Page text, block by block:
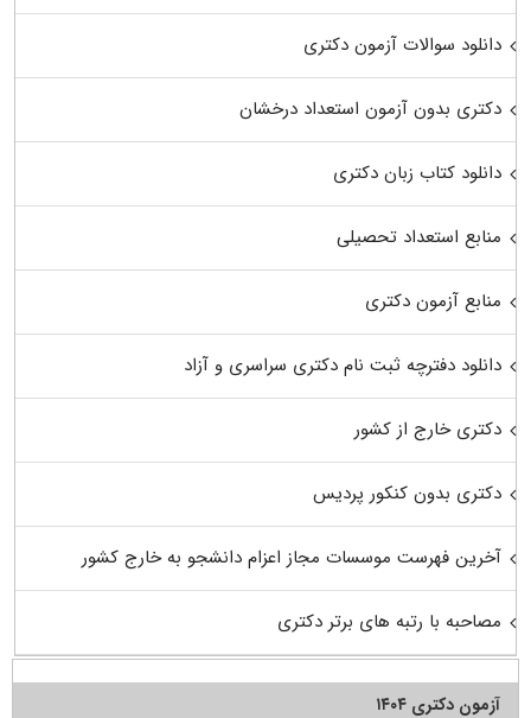
دانلود سوالات آزمون دکتری
دکتری بدون آزمون استعداد درخشان
دانلود کتاب زبان دکتری
منابع استعداد تحصیلی
منابع آزمون دکتری
دانلود دفترچه ثبت نام دکتری سراسری و آزاد
دکتری خارج از کشور
دکتری بدون کنکور پردیس
آخرین فهرست موسسات مجاز اعزام دانشجو به خارج کشور
مصاحبه با رتبه های برتر دکتری
آزمون دکتری ۱۴۰۴